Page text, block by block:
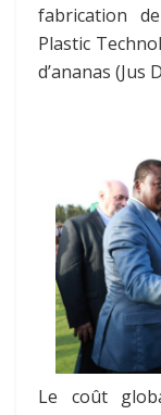
fabrication
Plastic
d’ananas (Jus
Le coût